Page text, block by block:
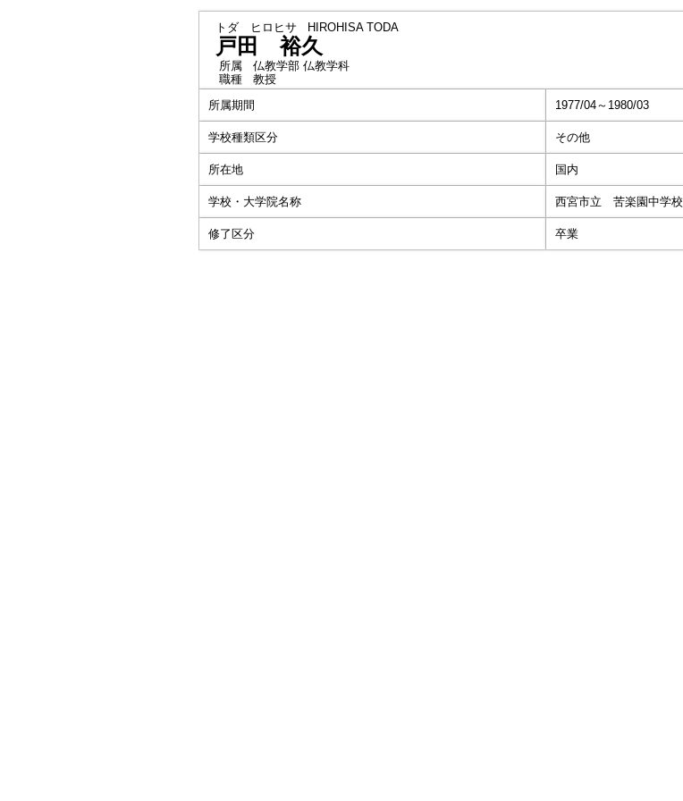
トダ ヒロヒサ HIROHISA TODA
戸田 裕久
所属
仏教学部 仏教学科
職種
教授
所属期間
1977/04～1980/03
学校種類区分 その他
所在地 国内
学校・大学院名称 西宮市立 苦楽園中学校
修了区分 卒業